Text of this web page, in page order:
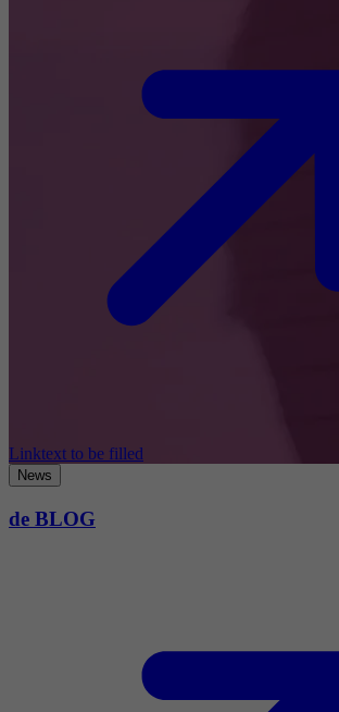
Linktext to be filled
News
de BLOG